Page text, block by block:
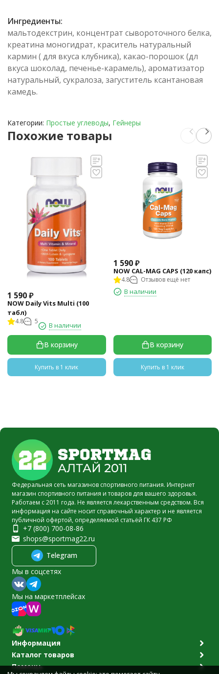
Ингредиенты:
мальтодекстрин, концентрат сывороточного белка,
креатина моногидрат, краситель натуральный
кармин ( для вкуса клубника), какао-порошок (дл
вкуса шоколад, печенье-карамель), ароматизатор
натуральный, сукралоза, загуститель ксантановая
камедь.
Категории: Простые углеводы, Гейнеры
Похожие товары
1 590₽
NOW Daily Vits Multi (100
табл)
4.8 5 В наличии
В корзину
Купить в 1 клик
1 590 ₽
NOW CAL-MAG CAPS (120 капс)
4.8 Отзывов ещё нет
В наличии
В корзину
Купить в 1 клик
Федеральная сеть магазинов спортивного питания. Интернет
магазин спортивного питания и товаров для вашего здоровья.
Работаем с 2011 года. Не является лекарственным средством. Вся
информация на сайте носит справочный характер и не является
публичной офертой, определяемой статьёй ГК 437 РФ
+7 (800) 700-08-86
shops@sportmag22.ru
Telegram
Мы в соцсетях
Мы на маркетплейсах
Информация
Каталог товаров
Помощь